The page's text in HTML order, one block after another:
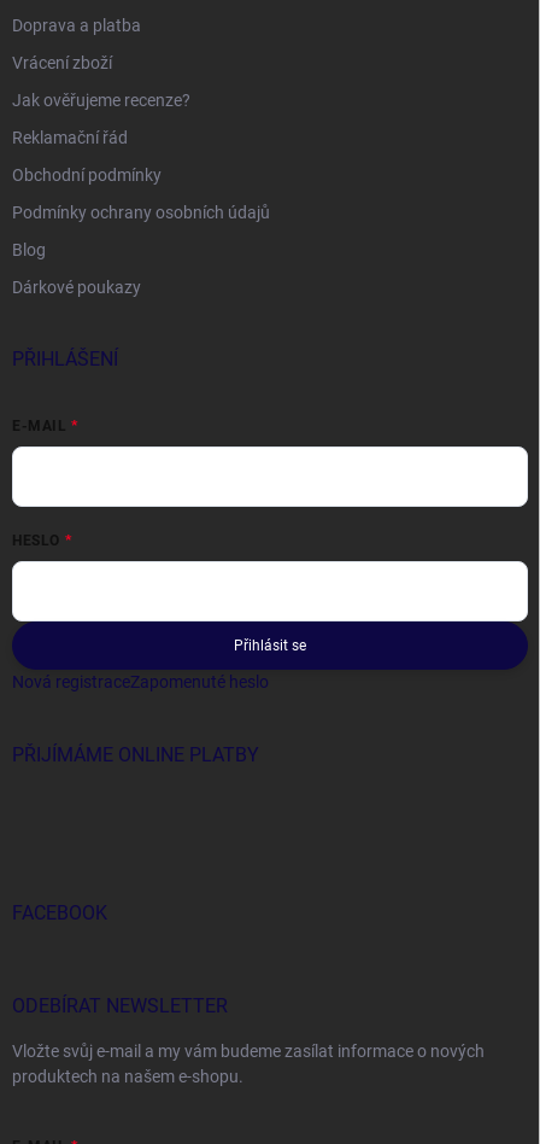
Doprava a platba
Vrácení zboží
Jak ověřujeme recenze?
Reklamační řád
Obchodní podmínky
Podmínky ochrany osobních údajů
Blog
Dárkové poukazy
PŘIHLÁŠENÍ
E-MAIL
HESLO
Přihlásit se
Nová registraceZapomenuté heslo
PŘIJÍMÁME ONLINE PLATBY
FACEBOOK
ODEBÍRAT NEWSLETTER
Vložte svůj e-mail a my vám budeme zasílat informace o nových
produktech na našem e-shopu.